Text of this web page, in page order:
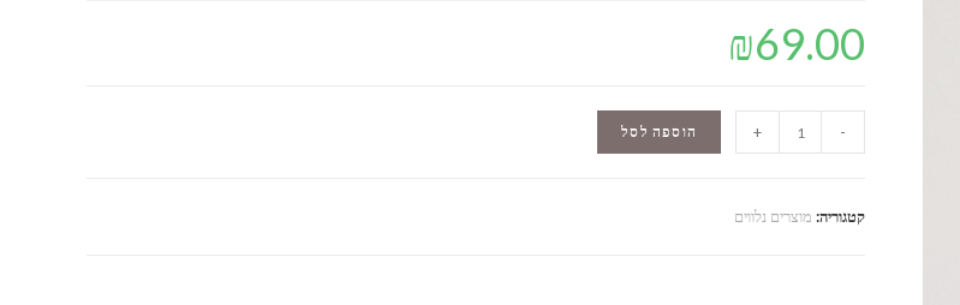
₪69.00
-
+ הוספה לסל
קטגוריה: מוצרים נלווים